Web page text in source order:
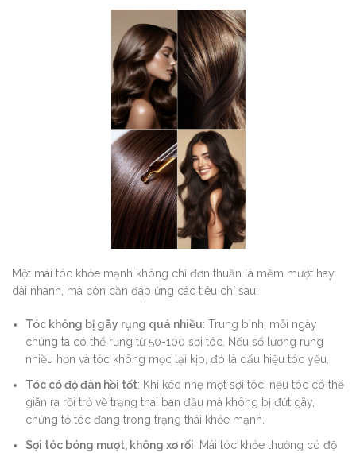
Một mái tóc khỏe mạnh không chỉ đơn thuần là mềm mượt hay
dài nhanh, mà còn cần đáp ứng các tiêu chí sau:
Tóc không bị gãy rụng quá nhiều: Trung bình, mỗi ngày
chúng ta có thể rụng từ 50-100 sợi tóc. Nếu số lượng rụng
nhiều hơn và tóc không mọc lại kịp, đó là dấu hiệu tóc yếu.
Tóc có độ đàn hồi tốt: Khi kéo nhẹ một sợi tóc, nếu tóc có thể
giãn ra rồi trở về trạng thái ban đầu mà không bị đứt gãy,
chứng tỏ tóc đang trong trạng thái khỏe mạnh.
Sợi tóc bóng mượt, không xơ rối: Mái tóc khỏe thường có độ